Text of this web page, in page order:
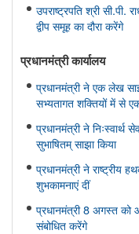
उपराष्ट्रपति श्री
द्वीप समूह का दौरा करेंगे
प्रधानमंत्री कार्यालय
प्रधानमंत्री ने एक लेख
सभ्यतागत शक्तियों में से
प्रधानमंत्री ने निःस्वार्थ
सुभाषितम् साझा किया
प्रधानमंत्री ने राष्ट्रीय
शुभकामनाएं दीं
प्रधानमंत्री 8 अगस्त को
संबोधित करेंगे